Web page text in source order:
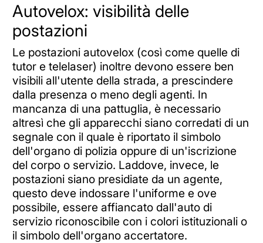
Autovelox: visibilità delle
postazioni
Le postazioni autovelox (così come quelle di
tutor e telelaser) inoltre devono essere ben
visibili all'utente della strada, a prescindere
dalla presenza o meno degli agenti. In
mancanza di una pattuglia, è necessario
altresì che gli apparecchi siano corredati di un
segnale con il quale è riportato il simbolo
dell'organo di polizia oppure di un'iscrizione
del corpo o servizio. Laddove, invece, le
postazioni siano presidiate da un agente,
questo deve indossare l'uniforme e ove
possibile, essere affiancato dall'auto di
servizio riconoscibile con i colori istituzionali o
il simbolo dell'organo accertatore.